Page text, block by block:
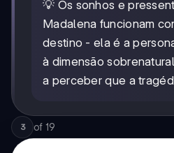
💡 Os sonhos e
Madalena funcionam
destino - ela é a
à dimensão
a perceber que a
3 of 19